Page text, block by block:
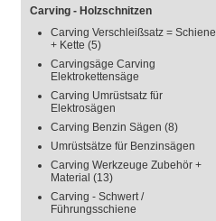
Carving - Holzschnitzen
Carving Verschleißsatz = Schiene
+ Kette (5)
Carvingsäge Carving
Elektrokettensäge
Carving Umrüstsatz für
Elektrosägen
Carving Benzin Sägen (8)
Umrüstsätze für Benzinsägen
Carving Werkzeuge Zubehör +
Material (13)
Carving - Schwert /
Führungsschiene